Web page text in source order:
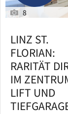
8
LINZ ST.
FLORIAN:
RARITÄT
IM
LIFT UND